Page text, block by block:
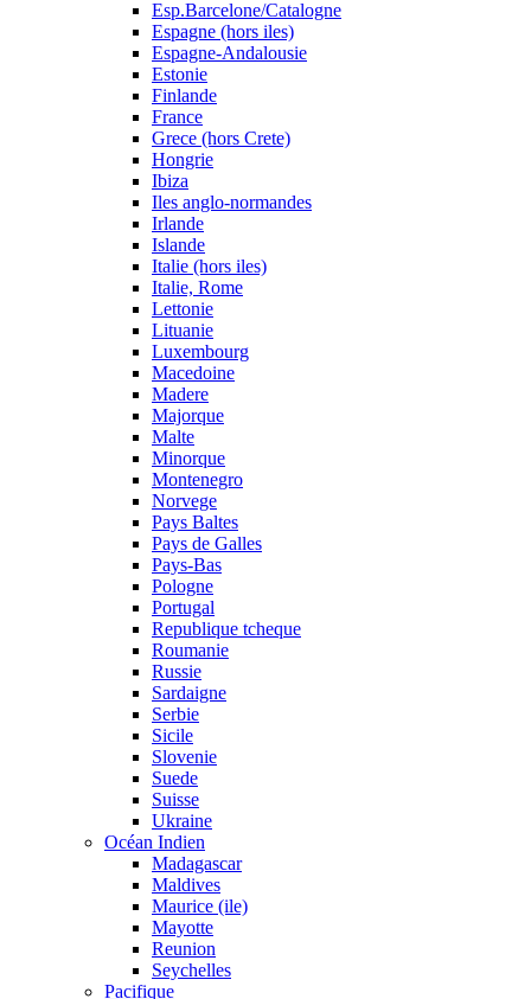
Esp.Barcelone/Catalogne
Espagne (hors iles)
Espagne-Andalousie
Estonie
Finlande
France
Grece (hors Crete)
Hongrie
Ibiza
Iles anglo-normandes
Irlande
Islande
Italie (hors iles)
Italie, Rome
Lettonie
Lituanie
Luxembourg
Macedoine
Madere
Majorque
Malte
Minorque
Montenegro
Norvege
Pays Baltes
Pays de Galles
Pays-Bas
Pologne
Portugal
Republique tcheque
Roumanie
Russie
Sardaigne
Serbie
Sicile
Slovenie
Suede
Suisse
Ukraine
Océan Indien
Madagascar
Maldives
Maurice (ile)
Mayotte
Reunion
Seychelles
Pacifique